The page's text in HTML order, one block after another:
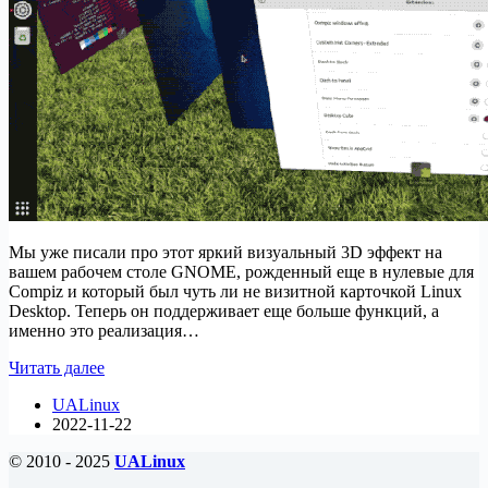
Мы уже писали про этот яркий визуальный 3D эффект на
вашем рабочем столе GNOME, рожденный еще в нулевые для
Compiz и который был чуть ли не визитной карточкой Linux
Desktop. Теперь он поддерживает еще больше функций, а
именно это реализация…
Читать далееРасширение
3D
Cube
поддерживает
UALinux
2022-11-22
© 2010 - 2025 UALinux